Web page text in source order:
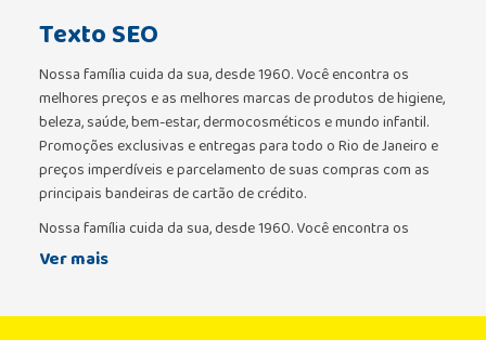
Texto SEO
Nossa família cuida da sua, desde 1960. Você encontra os
melhores preços e as melhores marcas de produtos de higiene,
beleza, saúde, bem-estar, dermocosméticos e mundo infantil.
Promoções exclusivas e entregas para todo o Rio de Janeiro e
preços imperdíveis e parcelamento de suas compras com as
principais bandeiras de cartão de crédito.
Nossa família cuida da sua, desde 1960. Você encontra os
melhores preços e as melhores marcas de produtos de higiene,
preços imperdíveis e parcelamento de suas compras com as
Ver mais